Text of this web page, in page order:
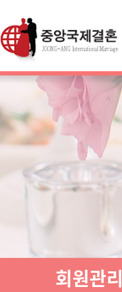
회원관리